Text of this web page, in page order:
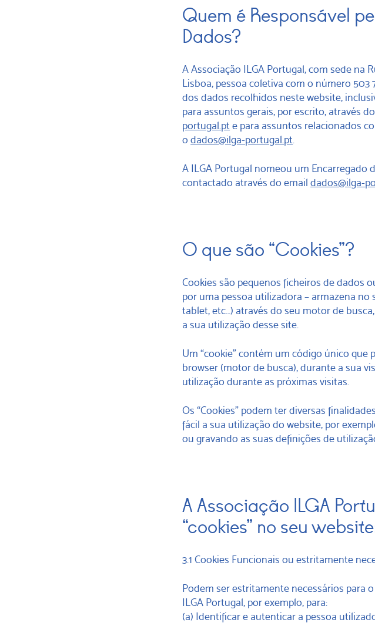
Quem é Responsável
Dados?
A Associação ILGA Portugal, com sede na
Lisboa, pessoa coletiva com o número 503
dos dados recolhidos neste website,
para assuntos gerais, por escrito, através
portugal.pt e para assuntos relacionados
odados@ilga-portugal.pt
A ILGA Portugal nomeou um Encarregado
contactado através do emaildados@ilga-
O que são “Cookies”?
Cookies são pequenos ficheiros de dados
por uma pessoa utilizadora – armazena
tablet, etc…) através do seu motor de
a sua utilização desse site.
Um “cookie” contém um código único
browser (motor de busca), durante a sua
utilização durante as próximas visitas.
Os “Cookies” podem ter diversas
fácil a sua utilização do website, por
ou gravando as suas definições de
A Associação ILGA
“cookies” no seu
3.1 Cookies Funcionais ou estritamente
Podem ser estritamente necessários para
ILGA Portugal, por exemplo, para:
(a) Identificar e autenticar a pessoa